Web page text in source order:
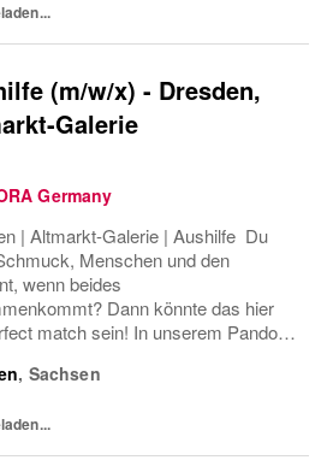
(m/w/x) - Dresden,
Galerie
Germany
| Altmarkt-Galerie | Aushilfe Du
Menschen und den
wenn beides
Dann könnte das hier
match sein! In unserem Pandora
auch Teil eines großartigen Teams
, Sachsen